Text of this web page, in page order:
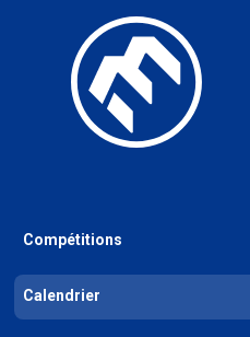
Compétitions
Calendrier